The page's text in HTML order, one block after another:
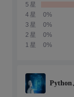
5星
4星
0%
3星
0%
2星
0%
1星
0%
Python